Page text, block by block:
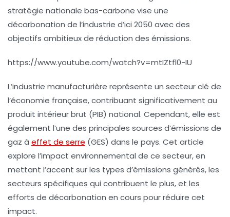
stratégie nationale bas-carbone vise une
décarbonation de l’industrie d’ici 2050 avec des
objectifs ambitieux de réduction des émissions.
https://www.youtube.com/watch?v=mtIZtfl0-IU
L’industrie manufacturière représente un secteur clé de
l’économie française, contribuant significativement au
produit intérieur brut (PIB) national. Cependant, elle est
également l’une des principales sources d’émissions de
gaz à effet de serre (GES) dans le pays. Cet article
explore l’impact environnemental de ce secteur, en
mettant l’accent sur les types d’émissions générés, les
secteurs spécifiques qui contribuent le plus, et les
efforts de décarbonation en cours pour réduire cet
impact.